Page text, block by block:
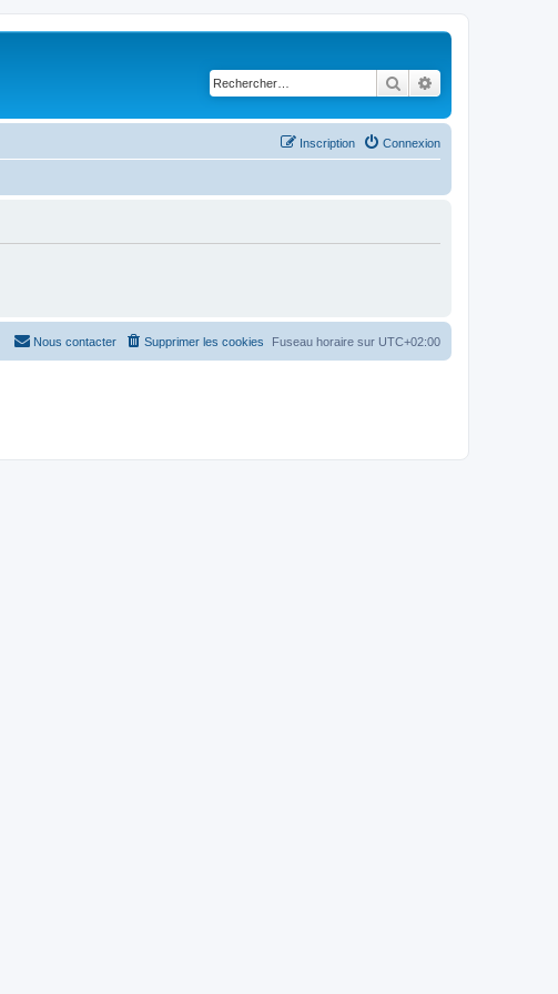
Rechercher
Connexion
Inscription
Fuseau horaire sur UTC+02:00
Supprimer les cookies
Nous contacter